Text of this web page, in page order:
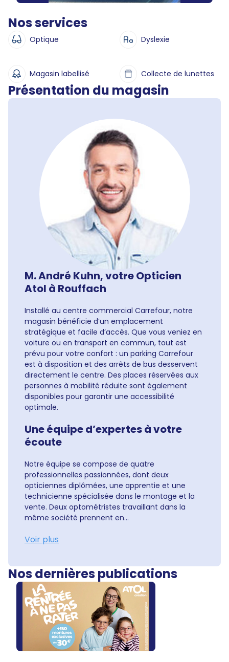
Nos services
Optique Dyslexie
Magasin labellisé Collecte de lunettes
Présentation du magasin
M. André Kuhn, votre Opticien
Atol à Rouffach
Installé au centre commercial Carrefour, notre
magasin bénéficie d’un emplacement
stratégique et facile d’accès. Que vous veniez en
voiture ou en transport en commun, tout est
prévu pour votre confort : un parking Carrefour
est à disposition et des arrêts de bus desservent
directement le centre. Des places réservées aux
personnes à mobilité réduite sont également
disponibles pour garantir une accessibilité
optimale.
Une équipe d’expertes à votre
écoute
Notre équipe se compose de quatre
professionnelles passionnées, dont deux
opticiennes diplômées, une apprentie et une
technicienne spécialisée dans le montage et la
vente. Deux optométristes travaillant dans la
même société prennent en...
Voir plus
Nos dernières publications